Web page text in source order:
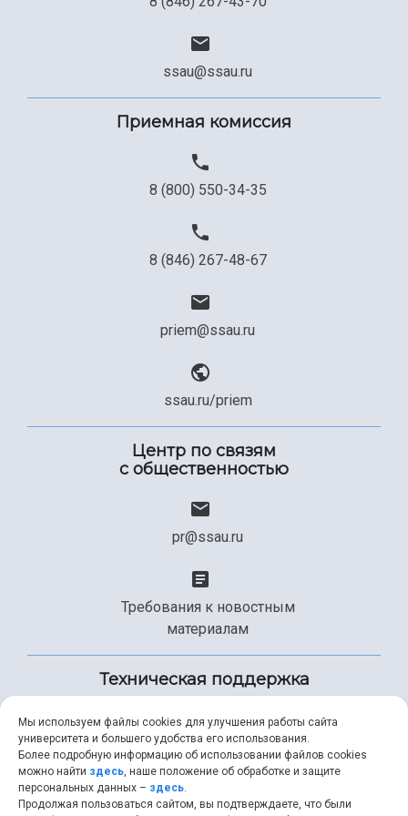
Сведения об образовательной организации
Официальные документы
ssau@ssau.ru
Приемная комиссия
8 (800) 550-34-35
8 (846) 267-48-67
priem@ssau.ru
ssau.ru/priem
Центр по связям
с общественностью
pr@ssau.ru
Требования к новостным
материалам
Техническая поддержка
+7 (846) 267-49-99
Мы используем файлы cookies для улучшения работы сайта
университета и большего удобства его использования.
Более подробную информацию об использовании файлов cookies
можно найти здесь, наше положение об обработке и защите
персональных данных – здесь.
Продолжая пользоваться сайтом, вы подтверждаете, что были